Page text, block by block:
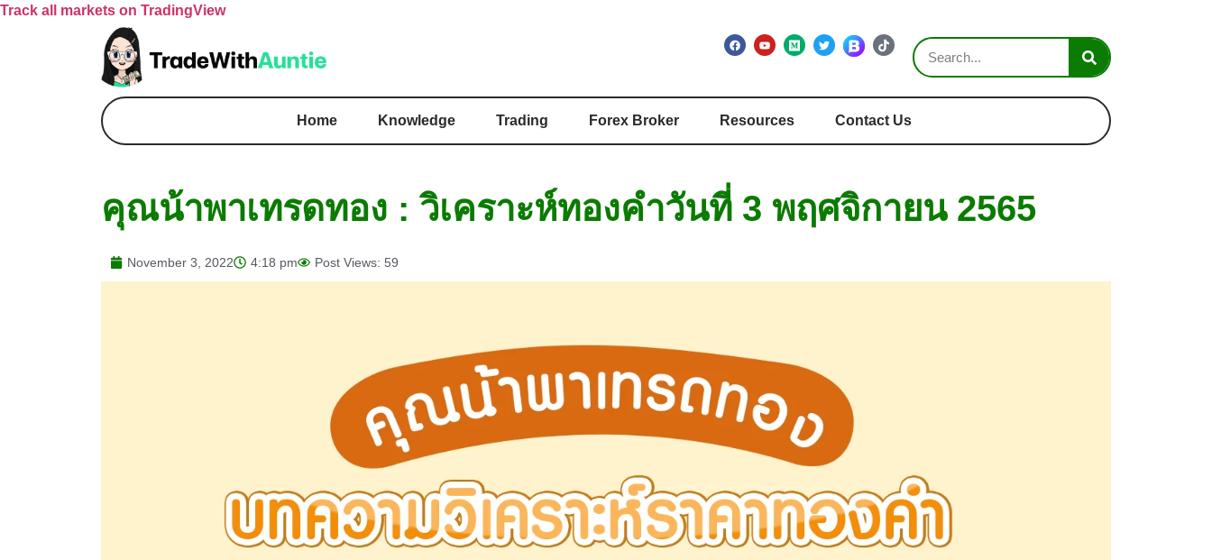
Track all markets on TradingView
Home Knowledge Trading Forex Broker Resources Contact Us
คุณน้าพาเทรดทอง : วิเคราะห์ทองคำวันที่ 3 พฤศจิกายน 2565
November 3, 2022 4:18 pm Post Views: 59